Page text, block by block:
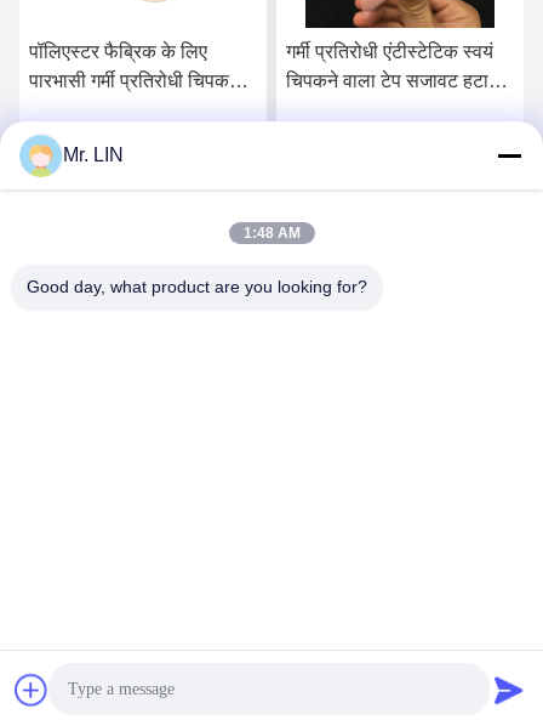
गर्मी प्रतिरोधी एंटीस्टेटिक स्वयं
चिपकने वाला टेप सजावट हटाने
सर्वोत्तम मूल्य प्राप्त करें
थर्माप्लास्टिक पॉलीयूरेथेन गर्म
पिघल चिपकने वाली फिल्म रोल
hotmelt-films.com . सर्वाधिकार सुरक्षित।
Mr. LIN
1:48 AM
Good day, what product are you looking for?